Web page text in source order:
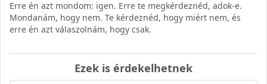
Erre én azt mondom: igen. Erre te megkérdeznéd, adok-e.
Mondanám, hogy nem. Te kérdeznéd, hogy miért nem, és
erre én azt válaszolnám, hogy csak.
Ezek is érdekelhetnek